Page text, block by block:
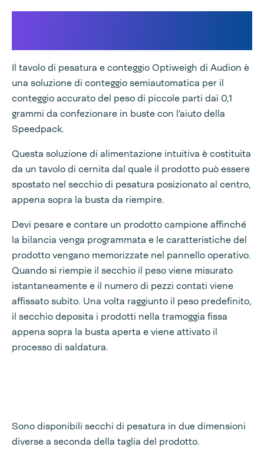
Il tavolo di pesatura e conteggio Optiweigh di Audion è
una soluzione di conteggio semiautomatica per il
conteggio accurato del peso di piccole parti dai 0,1
grammi da confezionare in buste con l’aiuto della
Speedpack.
Questa soluzione di alimentazione intuitiva è costituita
da un tavolo di cernita dal quale il prodotto può essere
spostato nel secchio di pesatura posizionato al centro,
appena sopra la busta da riempire.
Devi pesare e contare un prodotto campione affinché
la bilancia venga programmata e le caratteristiche del
prodotto vengano memorizzate nel pannello operativo.
Quando si riempie il secchio il peso viene misurato
istantaneamente e il numero di pezzi contati viene
affissato subito. Una volta raggiunto il peso predefinito,
il secchio deposita i prodotti nella tramoggia fissa
appena sopra la busta aperta e viene attivato il
processo di saldatura.
Sono disponibili secchi di pesatura in due dimensioni
diverse a seconda della taglia del prodotto.